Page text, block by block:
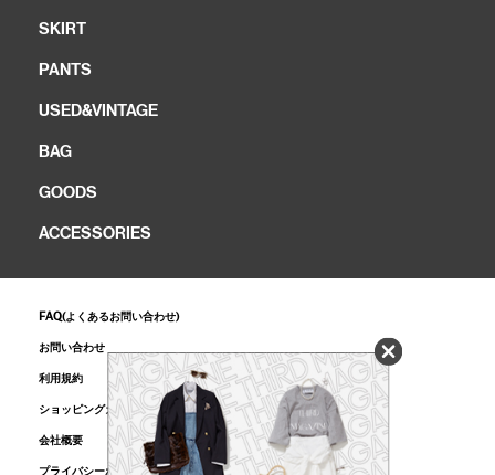
SKIRT
PANTS
USED&VINTAGE
BAG
GOODS
ACCESSORIES
FAQ(よくあるお問い合わせ)
お問い合わせ
利用規約
ショッピングガイド
会社概要
プライバシーポリシー